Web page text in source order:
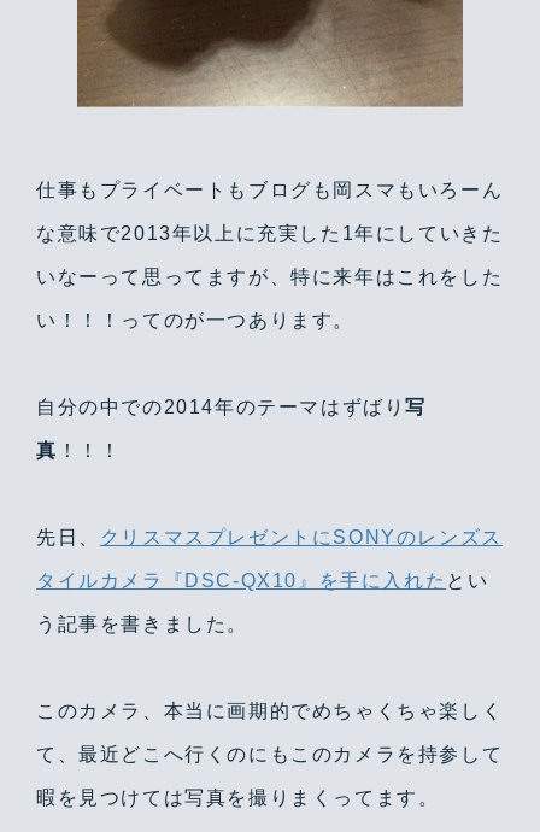
仕事もプライベートもブログも岡スマもいろーん
な意味で2013年以上に充実した1年にしていきた
いなーって思ってますが、特に来年はこれをした
い！！！ってのが一つあります。
自分の中での2014年のテーマはずばり写
真 ！！！
先日、 クリスマスプレゼントにSONYのレンズス
タイルカメラ『DSC-QX10』を手に入れた とい
う記事を書きました。
このカメラ、本当に画期的でめちゃくちゃ楽しく
て、最近どこへ行くのにもこのカメラを持参して
暇を見つけては写真を撮りまくってます。